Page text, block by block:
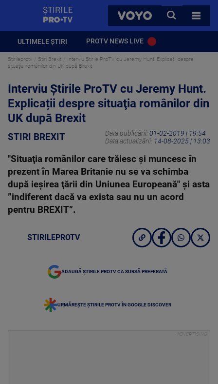
VOYO
CAUTA
TOATE
ULTIMELE ȘTIRI PROTV NEWS LIVE
Stirileprotv Stiri Brexit
Interviu Știrile ProTV cu Jeremy Hunt. Explicații despre
situaţia românilor din UK după Brexit
Interviu Știrile ProTV cu Jeremy Hunt.
Explicații despre situaţia românilor din
UK după Brexit
STIRI BREXIT Data publicării: 01-02-2019 | 19:54
Data actualizării: 14-08-2025 | 13:03
"Situaţia românilor care trăiesc şi muncesc în
prezent în Marea Britanie nu se va schimba
după ieşirea ţării din Uniunea Europeană" şi asta
”indiferent dacă va exista sau nu un acord
pentru BREXIT”.
STIRILEPROTV
ADAUGĂ ȘTIRILE PROTV CA SURSĂ PREFERATĂ
URMĂREȘTE ȘTIRILE PROTV ÎN GOOGLE DISCOVER